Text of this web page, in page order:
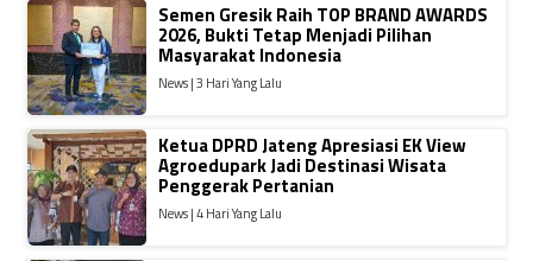
Semen Gresik Raih TOP BRAND AWARDS
2026, Bukti Tetap Menjadi Pilihan
Masyarakat Indonesia
News | 3 Hari Yang Lalu
Ketua DPRD Jateng Apresiasi EK View
Agroedupark Jadi Destinasi Wisata
Penggerak Pertanian
News | 4 Hari Yang Lalu